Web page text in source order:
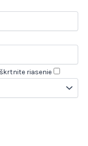
riasenie